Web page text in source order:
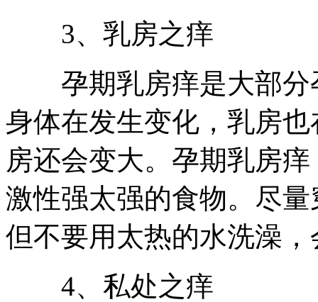
3、乳房之痒
孕期乳房痒是大部分
身体在发生变化，乳房
房还会变大。孕期乳房
激性强太强的食物。尽
但不要用太热的水洗澡
4、私处之痒